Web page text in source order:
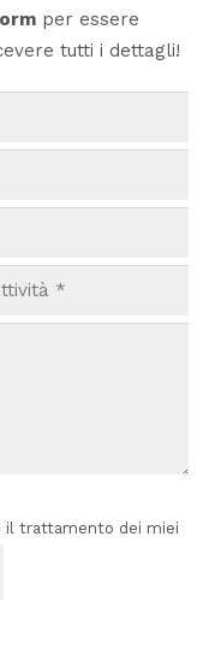
per essere
tutti i dettagli!
il trattamento dei miei